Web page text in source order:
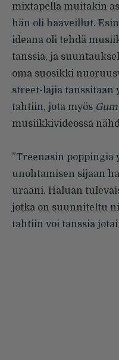
mixtapella muitakin
hän oli haaveillut.
ideana oli tehdä
tanssia, ja
oma suosikki
street-lajia tanssitaan
tahtiin, jota myös Gum
musiikkivideossa
”Treenasin poppingia
unohtamisen sijaan
uraani. Haluan
jotka on suunniteltu
tahtiin voi tanssia